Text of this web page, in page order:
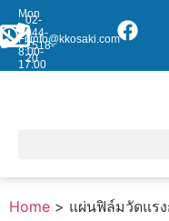
02-
044-
7518-
20
info@kkosaki.com
Mon
-
Fri:
8:00-
17:00
Home > แผ่นฟิล์มวัดแร